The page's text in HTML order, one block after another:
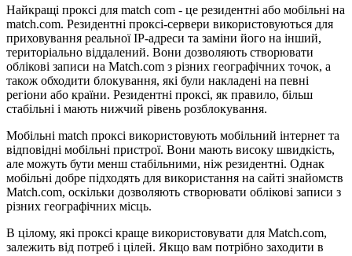
Найкращі проксі для match com - це резидентні або мобільні на
match.com. Резидентні проксі-сервери використовуються для
приховування реальної IP-адреси та заміни його на інший,
територіально віддалений. Вони дозволяють створювати
облікові записи на Match.com з різних географічних точок, а
також обходити блокування, які були накладені на певні
регіони або країни. Резидентні проксі, як правило, більш
стабільні і мають нижчий рівень розблокування.
Мобільні match проксі використовують мобільний інтернет та
відповідні мобільні пристрої. Вони мають високу швидкість,
але можуть бути менш стабільними, ніж резидентні. Однак
мобільні добре підходять для використання на сайті знайомств
Match.com, оскільки дозволяють створювати облікові записи з
різних географічних місць.
В цілому, які проксі краще використовувати для Match.com,
залежить від потреб і цілей. Якщо вам потрібно заходити в